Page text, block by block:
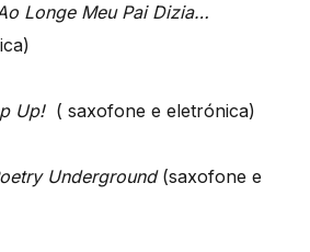
Longe Meu Pai Dizia…
Up! ( saxofone e eletrónica)
Underground(saxofone e